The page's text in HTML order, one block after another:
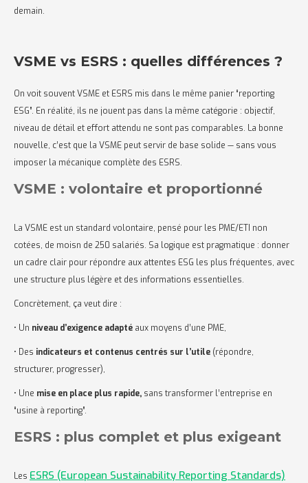
demain.
VSME vs ESRS : quelles différences ?
On voit souvent VSME et ESRS mis dans le même panier “reporting
ESG”. En réalité, ils ne jouent pas dans la même catégorie : objectif,
niveau de détail et effort attendu ne sont pas comparables. La bonne
nouvelle, c’est que la VSME peut servir de base solide — sans vous
imposer la mécanique complète des ESRS.
VSME : volontaire et proportionné
La VSME est un standard volontaire, pensé pour les PME/ETI non
cotées, de moisn de 250 salariés. Sa logique est pragmatique : donner
un cadre clair pour répondre aux attentes ESG les plus fréquentes, avec
une structure plus légère et des informations essentielles.
Concrètement, ça veut dire :
• Un niveau d’exigence adapté aux moyens d’une PME,
• Des indicateurs et contenus centrés sur l’utile (répondre,
structurer, progresser),
• Une mise en place plus rapide, sans transformer l’entreprise en
“usine à reporting”.
ESRS : plus complet et plus exigeant
Les ESRS (European Sustainability Reporting Standards)